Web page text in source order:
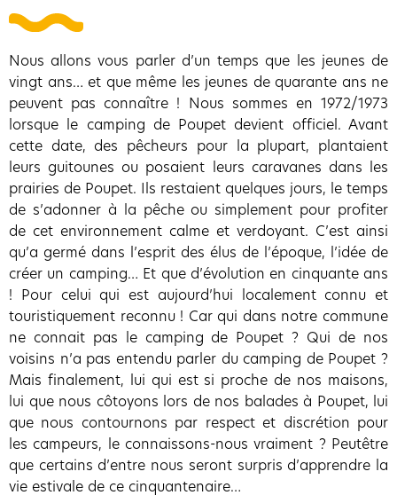
Nous allons vous parler d’un temps que les jeunes de
vingt ans… et que même les jeunes de quarante ans ne
peuvent pas connaître ! Nous sommes en 1972/1973
lorsque le camping de Poupet devient officiel. Avant
cette date, des pêcheurs pour la plupart, plantaient
leurs guitounes ou posaient leurs caravanes dans les
prairies de Poupet. Ils restaient quelques jours, le temps
de s’adonner à la pêche ou simplement pour profiter
de cet environnement calme et verdoyant. C’est ainsi
qu’a germé dans l’esprit des élus de l’époque, l’idée de
créer un camping… Et que d’évolution en cinquante ans
! Pour celui qui est aujourd’hui localement connu et
touristiquement reconnu ! Car qui dans notre commune
ne connait pas le camping de Poupet ? Qui de nos
voisins n’a pas entendu parler du camping de Poupet ?
Mais finalement, lui qui est si proche de nos maisons,
lui que nous côtoyons lors de nos balades à Poupet, lui
que nous contournons par respect et discrétion pour
les campeurs, le connaissons-nous vraiment ? Peutêtre
que certains d’entre nous seront surpris d’apprendre la
vie estivale de ce cinquantenaire…